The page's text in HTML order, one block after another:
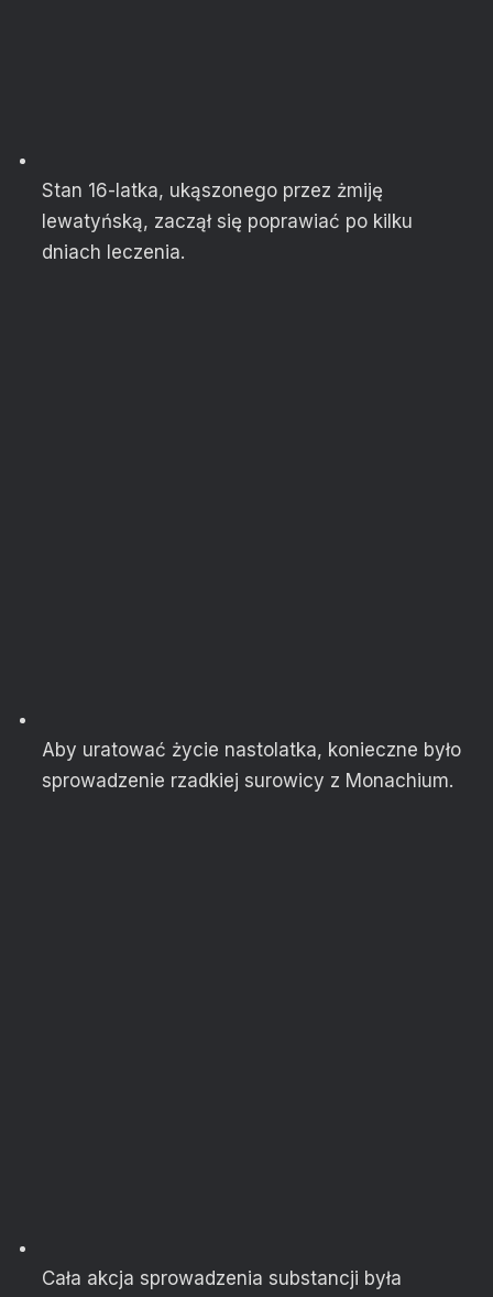
Stan 16-latka, ukąszonego przez żmiję
lewatyńską, zaczął się poprawiać po kilku
dniach leczenia.
Aby uratować życie nastolatka, konieczne było
sprowadzenie rzadkiej surowicy z Monachium.
Cała akcja sprowadzenia substancji była